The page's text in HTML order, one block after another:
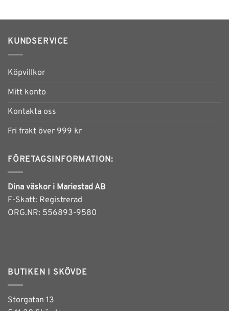
produkten
KUNDSERVICE
Köpvillkor
Mitt konto
Kontakta oss
Fri frakt över 999 kr
FÖRETAGSINFORMATION:
Dina väskor i Mariestad AB
F-Skatt: Registrerad
ORG.NR: 556893-9580
BUTIKEN I SKÖVDE
Storgatan 13